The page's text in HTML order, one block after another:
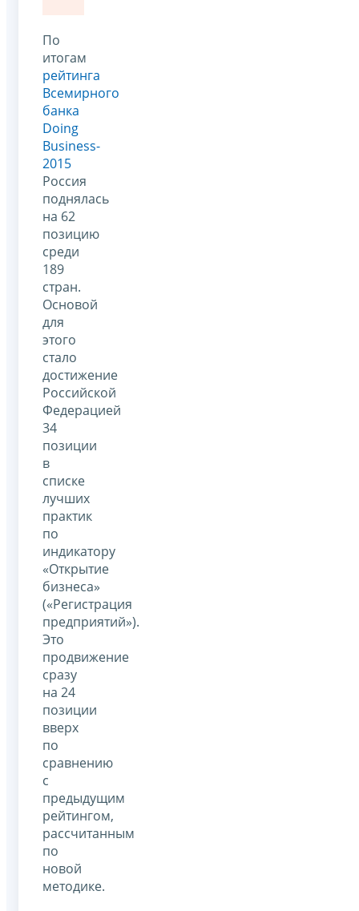
По
итогам
рейтинга
Всемирного
банка
Doing
Business-
2015
Россия
поднялась
на 62
позицию
среди
189
стран.
Основой
для
этого
стало
достижение
Российской
Федерацией
34
позиции
в
списке
лучших
практик
по
индикатору
«Открытие
бизнеса»
(«Регистрация
предприятий»).
Это
продвижение
сразу
на 24
позиции
вверх
по
сравнению
с
предыдущим
рейтингом,
рассчитанным
по
новой
методике.